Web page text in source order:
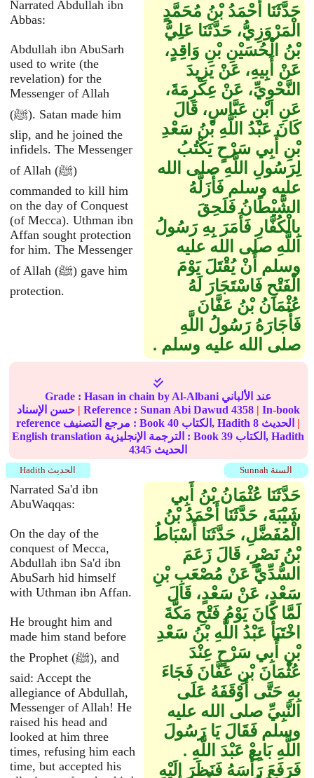
Narrated Abdullah ibn
Abbas:
Abdullah ibn AbuSarh
used to write (the
revelation) for the
Messenger of Allah
(ﷺ). Satan made him
slip, and he joined the
infidels. The Messenger
of Allah (ﷺ)
commanded to kill him
on the day of Conquest
(of Mecca). Uthman ibn
Affan sought protection
for him. The Messenger
of Allah (ﷺ) gave him
protection.
حَدَّثَنَا أَحْمَدُ بْنُ مُحَمَّدٍ
الْمَرْوَزِيُّ، حَدَّثَنَا عَلِيُّ
بْنُ الْحُسَيْنِ بْنِ وَاقِدٍ،
عَنْ أَبِيهِ، عَنْ يَزِيدَ
النَّحْوِيِّ، عَنْ عِكْرِمَةَ،
عَنِ ابْنِ عَبَّاسٍ، قَالَ
كَانَ عَبْدُ اللَّهِ بْنُ سَعْدِ
بْنِ أَبِي سَرْحٍ يَكْتُبُ
لِرَسُولِ اللَّهِ صلى الله
عليه وسلم فَأَزَلَّهُ
الشَّيْطَانُ فَلَحِقَ
بِالْكُفَّارِ فَأَمَرَ بِهِ رَسُولُ
اللَّهِ صلى الله عليه
وسلم أَنْ يُقْتَلَ يَوْمَ
الْفَتْحِ فَاسْتَجَارَ لَهُ
عُثْمَانُ بْنُ عَفَّانَ
فَأَجَارَهُ رَسُولُ اللَّهِ
صلى الله عليه وسلم ‏.‏
Grade : Hasan in chain
by Al-Albani عند الألباني
حسن الإسناد | Reference : Sunan Abi Dawud 4358 | In-book
reference مرجع التصنيف : Book40 الكتاب, Hadith8
|
English translation الترجمة الإنجليزية : Book39
الكتاب, Hadith
4345 الحديث
Sunnah السنة Hadith الحديث
Narrated Sa'd ibn
AbuWaqqas:
On the day of the
conquest of Mecca,
Abdullah ibn Sa'd ibn
AbuSarh hid himself
with Uthman ibn Affan.
He brought him and
made him stand before
the Prophet (ﷺ), and
said: Accept the
allegiance of Abdullah,
Messenger of Allah! He
raised his head and
looked at him three
times, refusing him each
time, but accepted his
حَدَّثَنَا عُثْمَانُ بْنُ أَبِي
شَيْبَةَ، حَدَّثَنَا أَحْمَدُ بْنُ
الْمُفَضَّلِ، حَدَّثَنَا أَسْبَاطُ
بْنُ نَصْرٍ، قَالَ زَعَمَ
السُّدِّيُّ عَنْ مُصْعَبِ بْنِ
سَعْدٍ، عَنْ سَعْدٍ، قَالَ
لَمَّا كَانَ يَوْمُ فَتْحِ مَكَّةَ
اخْتَبَأَ عَبْدُ اللَّهِ بْنُ سَعْدِ
بْنِ أَبِي سَرْحٍ عِنْدَ
عُثْمَانَ بْنِ عَفَّانَ فَجَاءَ
بِهِ حَتَّى أَوْقَفَهُ عَلَى
النَّبِيِّ صلى الله عليه
وسلم فَقَالَ يَا رَسُولَ
اللَّهِ بَايِعْ عَبْدَ اللَّهِ ‏.‏
فَرَفَعَ رَأْسَهُ فَنَظَرَ إِلَيْهِ